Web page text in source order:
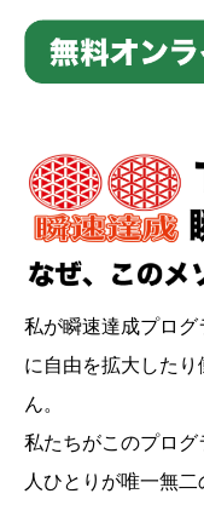
私が瞬速達成プロ
に自由を拡大した
ん。
私たちがこのプロ
人ひとりが唯一無